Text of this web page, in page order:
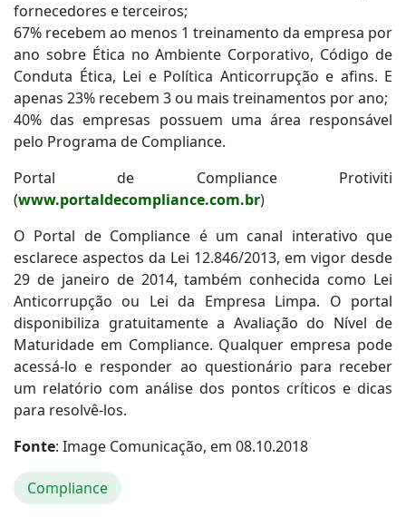
fornecedores e terceiros;
67% recebem ao menos 1 treinamento da empresa por
ano sobre Ética no Ambiente Corporativo, Código de
Conduta Ética, Lei e Política Anticorrupção e afins. E
apenas 23% recebem 3 ou mais treinamentos por ano;
40% das empresas possuem uma área responsável
pelo Programa de Compliance.
Portal de Compliance Protiviti
(www.portaldecompliance.com.br)
O Portal de Compliance é um canal interativo que
esclarece aspectos da Lei 12.846/2013, em vigor desde
29 de janeiro de 2014, também conhecida como Lei
Anticorrupção ou Lei da Empresa Limpa. O portal
disponibiliza gratuitamente a Avaliação do Nível de
Maturidade em Compliance. Qualquer empresa pode
acessá-lo e responder ao questionário para receber
um relatório com análise dos pontos críticos e dicas
para resolvê-los.
Fonte: Image Comunicação, em 08.10.2018
Compliance